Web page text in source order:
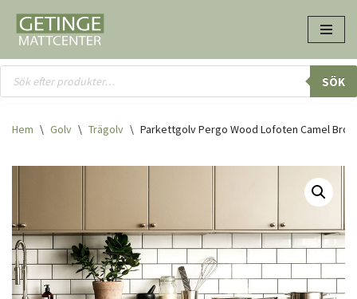
Hoppa
till
innehåll
SÖK
Hem \ Golv \ Trägolv \ Parkettgolv Pergo Wood Lofoten Camel